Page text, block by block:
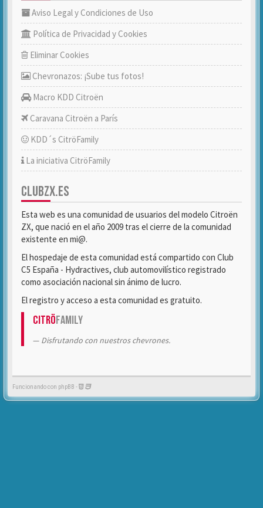
Aviso Legal y Condiciones de Uso
Política de Privacidad y Cookies
Eliminar Cookies
Chevronazos: ¡Sube tus fotos!
Macro KDD Citroën
Caravana Citroën a París
KDD´s CitröFamily
La iniciativa CitröFamily
CLUBZX.ES
Esta web es una comunidad de usuarios del modelo Citroën
ZX, que nació en el año 2009 tras el cierre de la comunidad
existente en mi@.
El hospedaje de esta comunidad está compartido con Club
C5 España - Hydractives, club automovilístico registrado
como asociación nacional sin ánimo de lucro.
El registro y acceso a esta comunidad es gratuito.
CitröFamily
Disfrutando con nuestros chevrones.
Funcionando con phpBB -